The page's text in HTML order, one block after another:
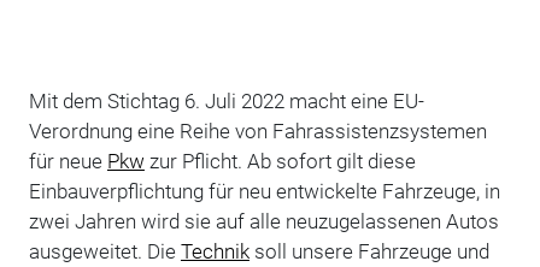
Mit dem Stichtag 6. Juli 2022 macht eine EU-
Verordnung eine Reihe von Fahrassistenzsystemen
für neue Pkw zur Pflicht. Ab sofort gilt diese
Einbauverpflichtung für neu entwickelte Fahrzeuge, in
zwei Jahren wird sie auf alle neuzugelassenen Autos
ausgeweitet. Die Techniksoll unsere Fahrzeuge und